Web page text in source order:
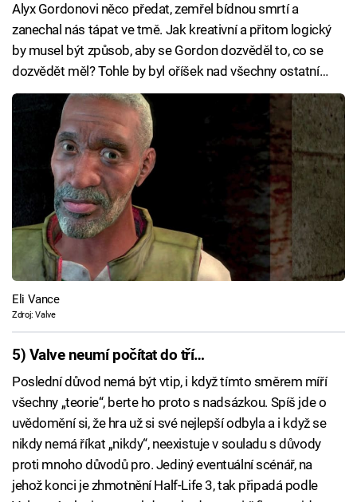
Alyx Gordonovi něco předat, zemřel bídnou smrtí a
zanechal nás tápat ve tmě. Jak kreativní a přitom logický
by musel být způsob, aby se Gordon dozvěděl to, co se
dozvědět měl? Tohle by byl oříšek nad všechny ostatní…
Eli Vance
Zdroj: Valve
5) Valve neumí počítat do tří…
Poslední důvod nemá být vtip, i když tímto směrem míří
všechny „teorie“, berte ho proto s nadsázkou. Spíš jde o
uvědomění si, že hra už si své nejlepší odbyla a i když se
nikdy nemá říkat „nikdy“, neexistuje v souladu s důvody
proti mnoho důvodů pro. Jediný eventuální scénář, na
jehož konci je zhmotnění Half-Life 3, tak připadá podle